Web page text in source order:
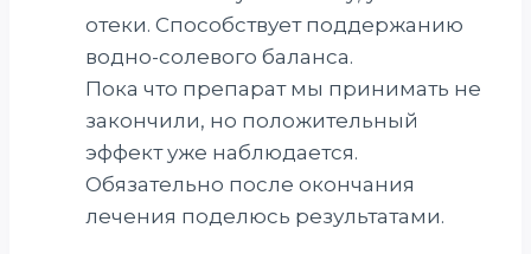
отеки. Способствует поддержанию
водно-солевого баланса.
Пока что препарат мы принимать не
закончили, но положительный
эффект уже наблюдается.
Обязательно после окончания
лечения поделюсь результатами.